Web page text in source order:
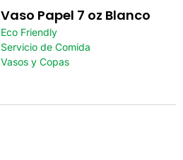
Vaso Papel 7 oz Blanco
Eco Friendly
Servicio de Comida
Vasos y Copas